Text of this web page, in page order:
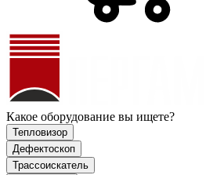
Какое оборудование вы ищете?
Тепловизор
Дефектоскоп
Трассоискатель